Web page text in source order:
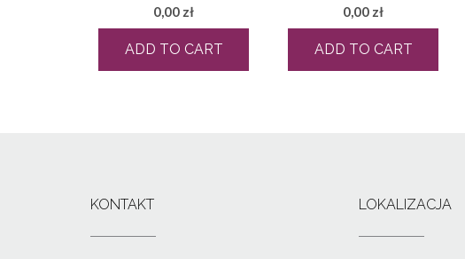
0,00 zł
ADD TO CART
0,00 zł
ADD TO CART
KONTAKT LOKALIZACJA